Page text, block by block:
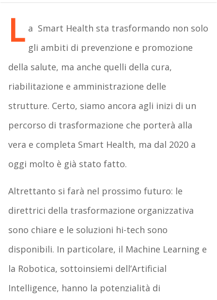
L a Smart Health sta trasformando non solo
gli ambiti di prevenzione e promozione
della salute, ma anche quelli della cura,
riabilitazione e amministrazione delle
strutture. Certo, siamo ancora agli inizi di un
percorso di trasformazione che porterà alla
vera e completa Smart Health, ma dal 2020 a
oggi molto è già stato fatto.
Altrettanto si farà nel prossimo futuro: le
direttrici della trasformazione organizzativa
sono chiare e le soluzioni hi-tech sono
disponibili. In particolare, il Machine Learning e
la Robotica, sottoinsiemi dell’Artificial
Intelligence, hanno la potenzialità di